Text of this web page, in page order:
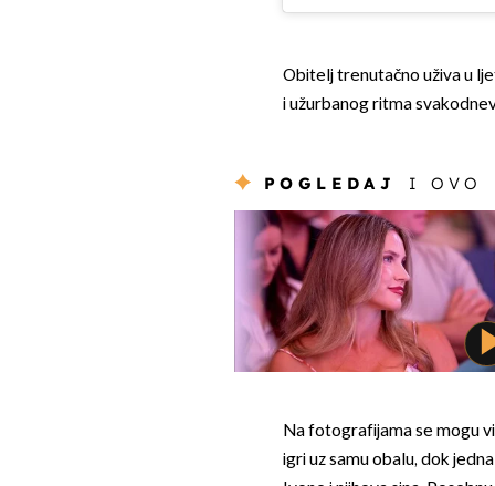
Obitelj trenutačno uživa u
i užurbanog ritma
POGLEDAJ I OVO
Na fotografijama se mogu
igri uz samu obalu, dok